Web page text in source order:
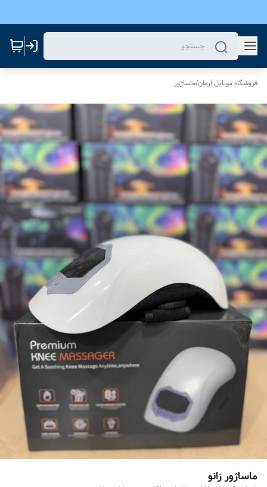
فروشگاه موبایل آرمان/ماساژور
ماساژور زانو